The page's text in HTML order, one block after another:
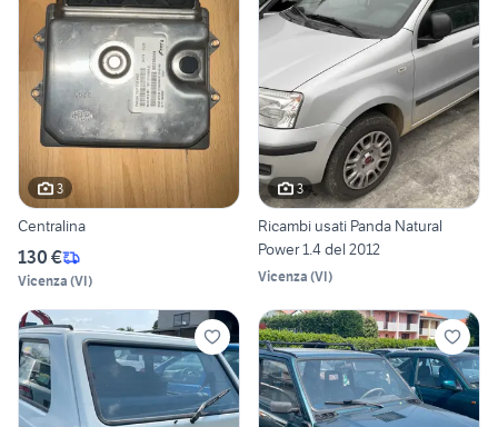
3
Centralina
130 €
Vicenza (VI)
3
Ricambi usati Panda Natural
Power 1.4 del 2012
Vicenza (VI)